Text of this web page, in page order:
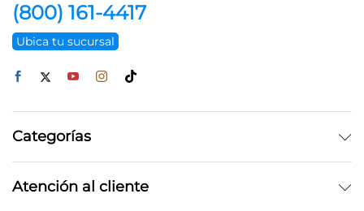
(800) 161-4417
Ubica tu sucursal
Categorías
Atención al cliente